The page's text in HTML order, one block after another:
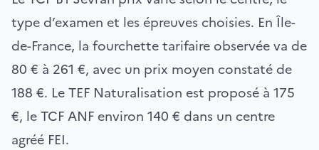
type d’examen et les épreuves choisies. En Île-
de-France, la fourchette tarifaire observée va de
80 € à 261 €, avec un prix moyen constaté de
188 €. Le TEF Naturalisation est proposé à 175
€, le TCF ANF environ 140 € dans un centre
agréé FEI.